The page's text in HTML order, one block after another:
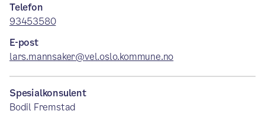
Telefon
93453580
E-post
lars.mannsaker@vel.oslo.kommune.no
Spesialkonsulent
Bodil Fremstad